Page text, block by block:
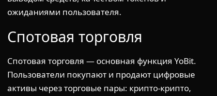
ожиданиями пользователя.
Спотовая торговля
Спотовая торговля — основная функция YoBit.
Пользователи покупают и продают цифровые
активы через торговые пары: крипто-крипто,